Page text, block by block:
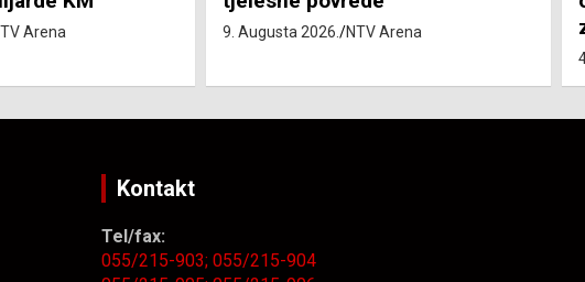
Arena
zločina nad srbima u “Oluji”
Kontakt
Tel/fax:
055/215-903;055/215-904